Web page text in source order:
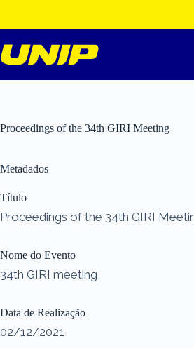
o
conteúdo
Proceedings of the 34th GIRI Meeting
Metadados
Título
Proceedings of the 34th GIRI
Nome do Evento
34th GIRI meeting
Data de Realização
02/12/2021